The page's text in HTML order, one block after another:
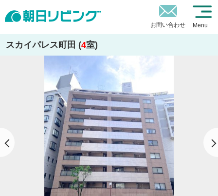
お問い合わせ Menu
スカイパレス町田 (4室)